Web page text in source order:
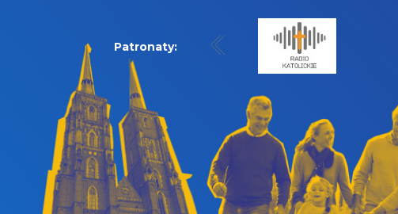
Patronaty: